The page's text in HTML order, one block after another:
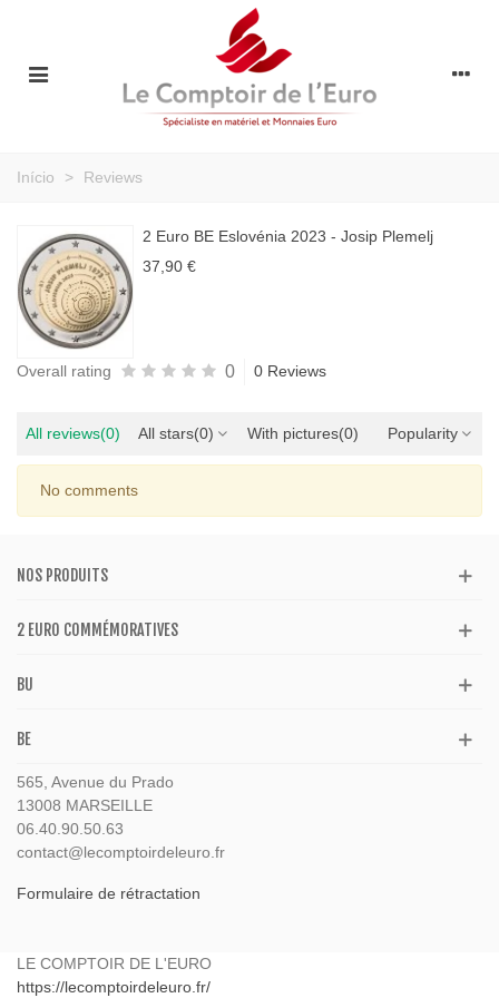
Início > Reviews
2 Euro BE Eslovénia 2023 - Josip Plemelj
37,90 €
Overall rating 0 0 Reviews
All reviews(0) All stars(0) With pictures(0) Popularity
No comments
NOS PRODUITS
2 EURO COMMÉMORATIVES
BU
BE
565, Avenue du Prado
13008 MARSEILLE
06.40.90.50.63
contact@lecomptoirdeleuro.fr
Formulaire de rétractation
LE COMPTOIR DE L'EURO
https://lecomptoirdeleuro.fr/